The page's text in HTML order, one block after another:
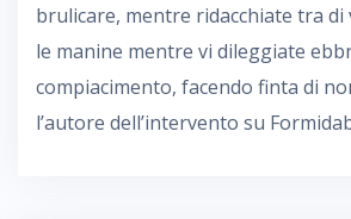
brulicare, mentre ridacchiate tra
le manine mentre vi dileggiate
compiacimento, facendo finta di
l’autore dell’intervento su